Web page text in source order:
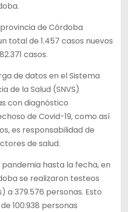
de Córdoba
total de 1.457 casos nuevos
casos.
de datos en el Sistema
de la Salud (SNVS)
con diagnóstico
de Covid-19, como así
es responsabilidad de
de salud.
pandemia hasta la fecha, en
se realizaron testeos
a 379.576 personas. Esto
100.938 personas